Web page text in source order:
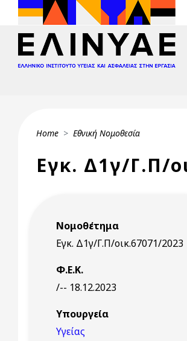
Skip to main content
Breadcrumb
Home Εθνική Νομοθεσία
Εγκ. Δ1γ/Γ.Π/
Νομοθέτημα
Εγκ. Δ1γ/Γ.Π/οικ.67071/2023
Φ.Ε.Κ.
/-- 18.12.2023
Υπουργεία
Υγείας